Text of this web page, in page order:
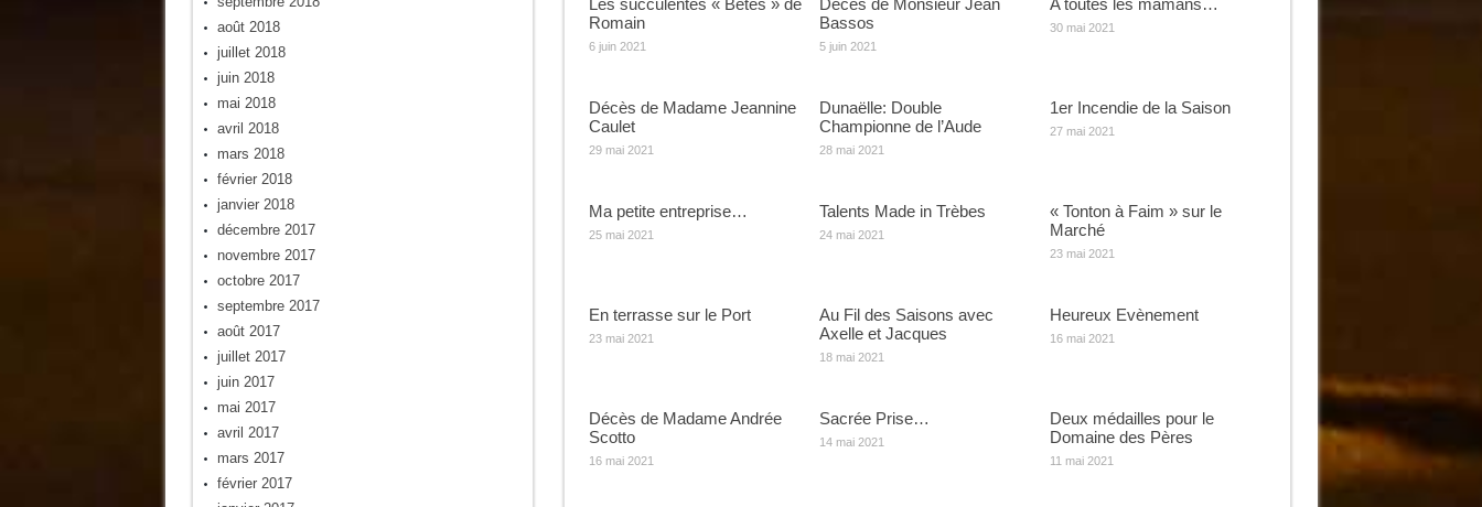
Les succulentes « Bêtes » de
Romain
6 juin 2021
Décès de Monsieur Jean
Bassos
5 juin 2021
A toutes les mamans…
30 mai 2021
Décès de Madame Jeannine
Caulet
29 mai 2021
Dunaëlle: Double
Championne de l’Aude
28 mai 2021
1er Incendie de la Saison
27 mai 2021
Ma petite entreprise…
25 mai 2021
Talents Made in Trèbes
24 mai 2021
« Tonton à Faim » sur le
Marché
23 mai 2021
En terrasse sur le Port
23 mai 2021
Au Fil des Saisons avec
Axelle et Jacques
18 mai 2021
Heureux Evènement
16 mai 2021
Décès de Madame Andrée
Scotto
16 mai 2021
Sacrée Prise…
14 mai 2021
Deux médailles pour le
Domaine des Pères
11 mai 2021
août 2018
juillet 2018
juin 2018
mai 2018
avril 2018
mars 2018
février 2018
janvier 2018
décembre 2017
novembre 2017
octobre 2017
septembre 2017
août 2017
juillet 2017
juin 2017
mai 2017
avril 2017
mars 2017
février 2017